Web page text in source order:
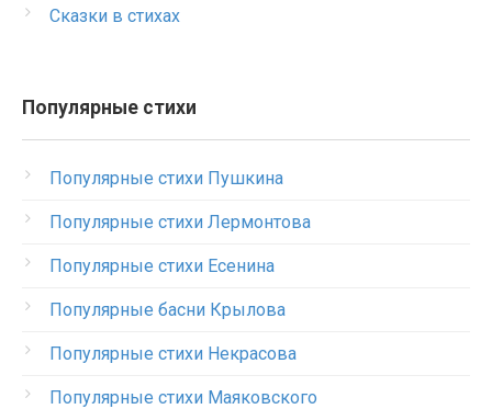
Сказки в стихах
Популярные стихи
Популярные стихи Пушкина
Популярные стихи Лермонтова
Популярные стихи Есенина
Популярные басни Крылова
Популярные стихи Некрасова
Популярные стихи Маяковского